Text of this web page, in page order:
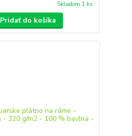
Skladom 1 ks
Pridať do košíka